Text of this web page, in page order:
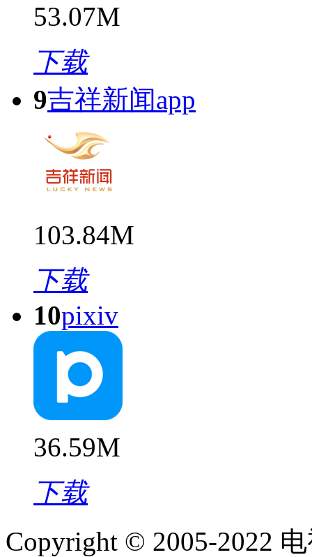
53.07M
下载
9吉祥新闻app
103.84M
下载
10pixiv
36.59M
下载
Copyright © 2005-2022